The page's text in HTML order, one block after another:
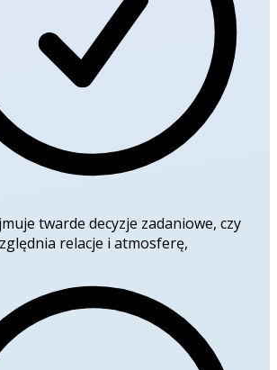
twarde decyzje zadaniowe, czy
relacje i atmosferę,